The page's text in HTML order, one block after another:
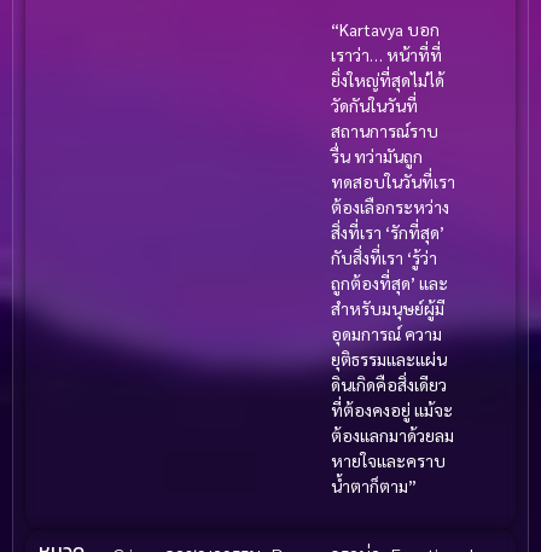
“Kartavya บอก
เราว่า… หน้าที่ที่
ยิ่งใหญ่ที่สุดไม่ได้
วัดกันในวันที่
สถานการณ์ราบ
รื่น ทว่ามันถูก
ทดสอบในวันที่เรา
ต้องเลือกระหว่าง
สิ่งที่เรา ‘รักที่สุด’
กับสิ่งที่เรา ‘รู้ว่า
ถูกต้องที่สุด’ และ
สำหรับมนุษย์ผู้มี
อุดมการณ์ ความ
ยุติธรรมและแผ่น
ดินเกิดคือสิ่งเดียว
ที่ต้องคงอยู่ แม้จะ
ต้องแลกมาด้วยลม
หายใจและคราบ
น้ำตาก็ตาม”